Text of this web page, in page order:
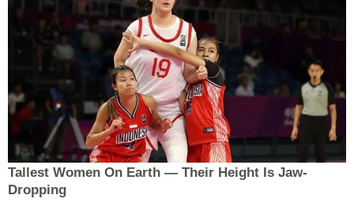
Tallest Women On Earth — Their Height Is Jaw-
Dropping